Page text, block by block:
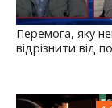
Перемога, яку
відрізнити від